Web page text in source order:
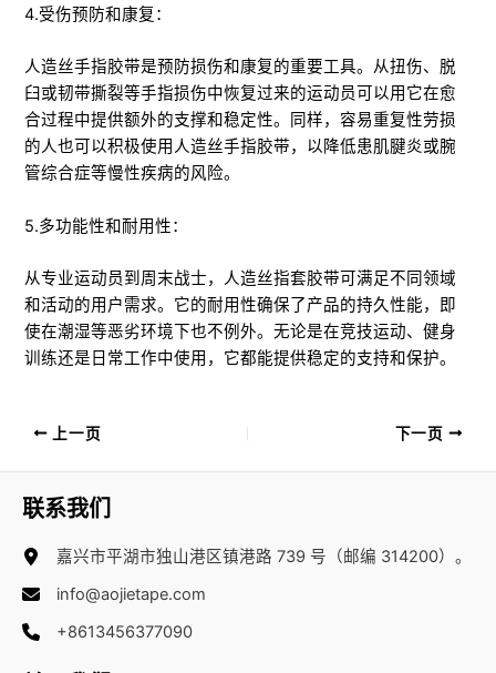
4.受伤预防和康复：
人造丝手指胶带是预防损伤和康复的重要工具。从扭伤、脱
臼或韧带撕裂等手指损伤中恢复过来的运动员可以用它在愈
合过程中提供额外的支撑和稳定性。同样，容易重复性劳损
的人也可以积极使用人造丝手指胶带，以降低患肌腱炎或腕
管综合症等慢性疾病的风险。
5.多功能性和耐用性：
从专业运动员到周末战士，人造丝指套胶带可满足不同领域
和活动的用户需求。它的耐用性确保了产品的持久性能，即
使在潮湿等恶劣环境下也不例外。无论是在竞技运动、健身
训练还是日常工作中使用，它都能提供稳定的支持和保护。
上一页 下一页
联系我们
嘉兴市平湖市独山港区镇港路 739 号（邮编 314200）。
info@aojietape.com
+8613456377090